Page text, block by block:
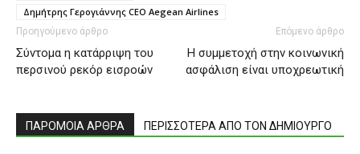
Δημήτρης Γερογιάννης CEO Aegean Airlines
Προηγούμενο άρθρο
Σύντομα η κατάρριψη του
περσινού ρεκόρ εισροών
Επόμενο άρθρο
Η συμμετοχή στην κοινωνική
ασφάλιση είναι υποχρεωτική
ΠΑΡΟΜΟΙΑ ΑΡΘΡΑ ΠΕΡΙΣΣΟΤΕΡΑ ΑΠΟ ΤΟΝ ΔΗΜΙΟΥΡΓΟ